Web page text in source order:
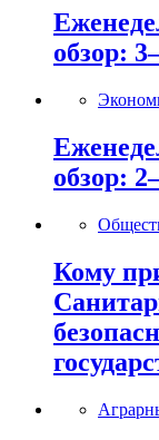
обзор:
обзор:
Кому